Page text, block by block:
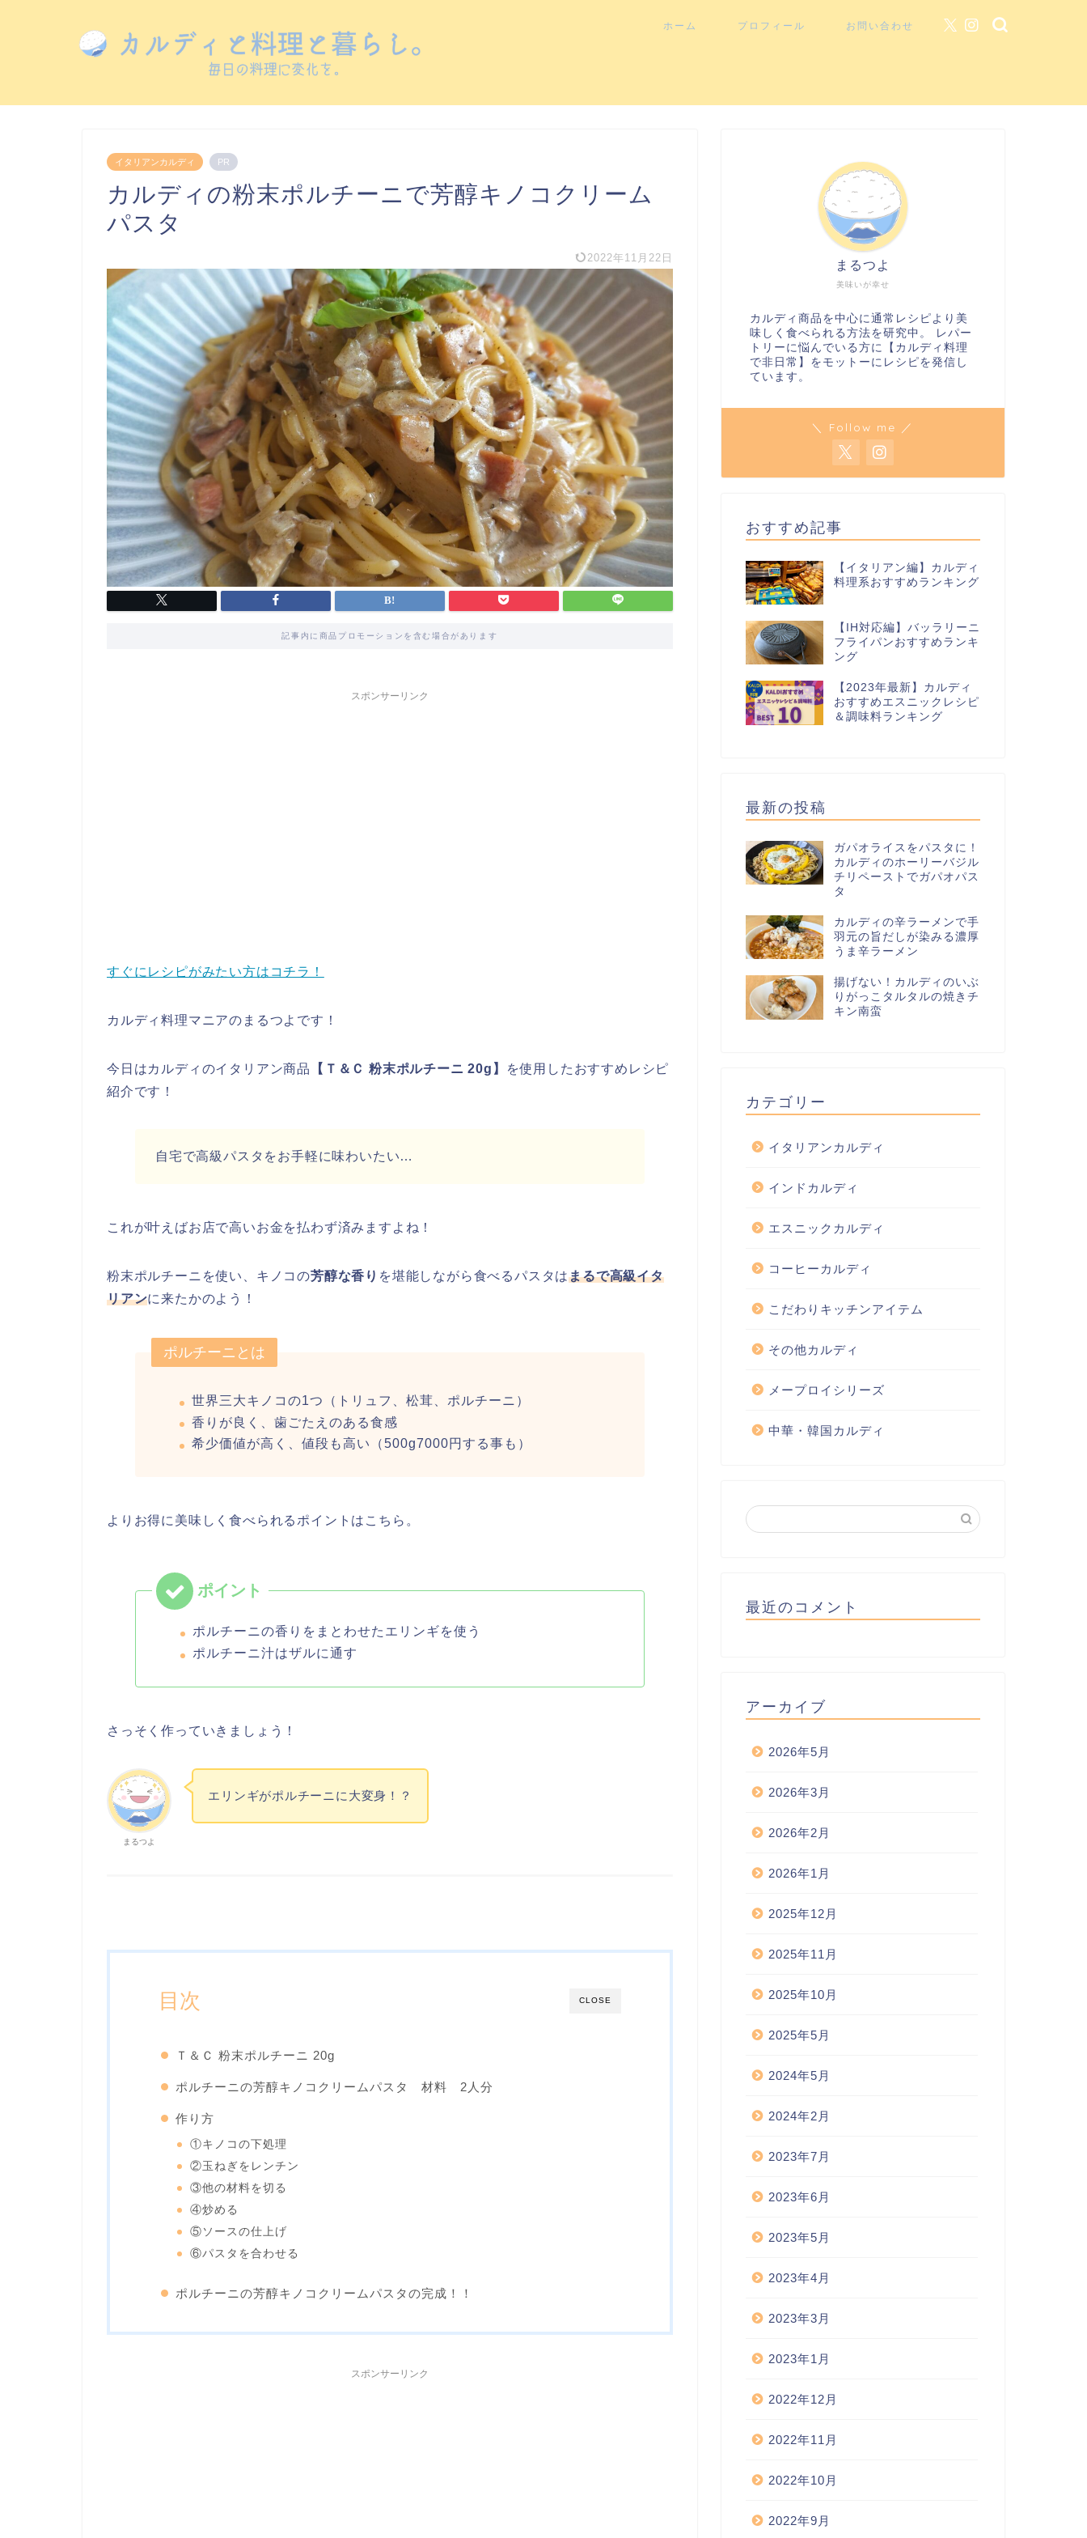
ホーム プロフィール お問い合わせ
イタリアンカルディ PR
カルディの粉末ポルチーニで芳醇キノコクリーム
パスタ
2022年11月22日
記事内に商品プロモーションを含む場合があります
スポンサーリンク
すぐにレシピがみたい方はコチラ！
カルディ料理マニアのまるつよです！
今日はカルディのイタリアン商品 【Ｔ＆Ｃ 粉末ポルチーニ 20g】
を使用したおすすめレシピ
紹介です！
自宅で高級パスタをお手軽に味わいたい…
これが叶えばお店で高いお金を払わず済みますよね！
粉末ポルチーニを使い、キノコの芳醇な香り を堪能しながら食べるパスタはまるで高級イタ
リアンに来たかのよう！
ポルチーニとは
世界三大キノコの1つ（トリュフ、松茸、ポルチーニ）
香りが良く、歯ごたえのある食感
希少価値が高く、値段も高い（500g7000円する事も）
よりお得に美味しく食べられるポイントはこちら。
ポルチーニの香りをまとわせたエリンギを使う
ポルチーニ汁はザルに通す
さっそく作っていきましょう！
まるつよ
エリンギがポルチーニに大変身！？
CLOSE
目次
Ｔ＆Ｃ 粉末ポルチーニ 20g
ポルチーニの芳醇キノコクリームパスタ 材料 2人分
作り方
①キノコの下処理
②玉ねぎをレンチン
③他の材料を切る
④炒める
⑤ソースの仕上げ
⑥パスタを合わせる
ポルチーニの芳醇キノコクリームパスタの完成！！
スポンサーリンク
美味いが幸せ
まるつよ
カルディ商品を中心に通常レシピより美
味しく食べられる方法を研究中。 レパー
トリーに悩んでいる方に【カルディ料理
で非日常】をモットーにレシピを発信し
ています。
＼ Follow me ／
おすすめ記事
【イタリアン編】カルディ
料理系おすすめランキング
【IH対応編】バッラリーニ
フライパンおすすめランキ
ング
【2023年最新】カルディ
おすすめエスニックレシピ
＆調味料ランキング
最新の投稿
ガパオライスをパスタに！
カルディのホーリーバジル
チリペーストでガパオパス
タ
カルディの辛ラーメンで手
羽元の旨だしが染みる濃厚
うま辛ラーメン
揚げない！カルディのいぶ
りがっこタルタルの焼きチ
キン南蛮
カテゴリー
イタリアンカルディ
インドカルディ
エスニックカルディ
コーヒーカルディ
こだわりキッチンアイテム
その他カルディ
メープロイシリーズ
中華・韓国カルディ
最近のコメント
アーカイブ
2026年5月
2026年3月
2026年2月
2026年1月
2025年12月
2025年11月
2025年10月
2025年5月
2024年5月
2024年2月
2023年7月
2023年6月
2023年5月
2023年4月
2023年3月
2023年1月
2022年12月
2022年11月
2022年10月
2022年9月